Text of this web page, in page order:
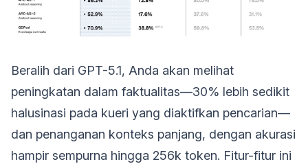
Beralih dari GPT-5.1, Anda akan melihat
peningkatan dalam faktualitas—30% lebih sedikit
halusinasi pada kueri yang diaktifkan pencarian—
dan penanganan konteks panjang, dengan akurasi
hampir sempurna hingga 256k token. Fitur-fitur ini